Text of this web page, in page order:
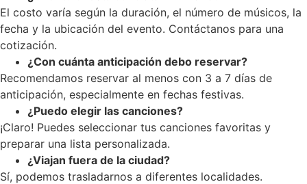
El costo varía según la duración, el número de músicos, la
fecha y la ubicación del evento. Contáctanos para una
cotización.
¿Con cuánta anticipación debo reservar?
Recomendamos reservar al menos con 3 a 7 días de
anticipación, especialmente en fechas festivas.
¿Puedo elegir las canciones?
¡Claro! Puedes seleccionar tus canciones favoritas y
preparar una lista personalizada.
¿Viajan fuera de la ciudad?
Sí, podemos trasladarnos a diferentes localidades.